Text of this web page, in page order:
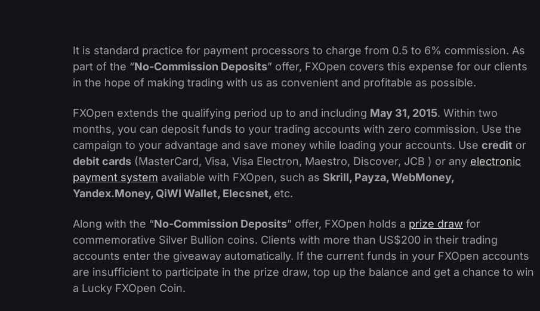
It is standard practice for payment processors to charge from 0.5 to 6% commission. As
part of the “No-Commission Deposits” offer, FXOpen covers this expense for our clients
in the hope of making trading with us as convenient and profitable as possible.
FXOpen extends the qualifying period up to and including May 31, 2015. Within two
months, you can deposit funds to your trading accounts with zero commission. Use the
campaign to your advantage and save money while loading your accounts. Use credit or
debit cards (MasterCard, Visa, Visa Electron, Maestro, Discover, JCB ) or any electronic
payment system available with FXOpen, such as Skrill, Payza, WebMoney,
Yandex.Money, QiWI Wallet, Elecsnet, etc.
Along with the “No-Commission Deposits” offer, FXOpen holds a prize draw for
commemorative Silver Bullion coins. Clients with more than US$200 in their trading
accounts enter the giveaway automatically. If the current funds in your FXOpen accounts
are insufficient to participate in the prize draw, top up the balance and get a chance to win
a Lucky FXOpen Coin.